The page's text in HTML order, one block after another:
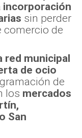
incorporación
sin perder
comercio de
red municipal
de ocio
de
los mercados
San